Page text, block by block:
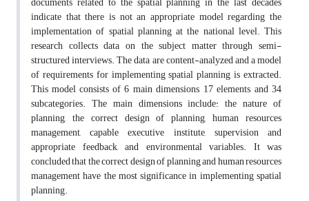
indicate that there is not an appropriate model regarding the
implementation of spatial planning at the national level. This
research collects data on the subject matter through semi-
structured interviews. The data are content-analyzed and a model
of requirements for implementing spatial planning is extracted.
This model consists of 6 main dimensions, 17 elements, and 34
subcategories. The main dimensions include: the nature of
planning, the correct design of planning, human resources
management, capable executive institute, supervision and
appropriate feedback, and environmental variables. It was
concluded that the correct design of planning and human resources
management have the most significance in implementing spatial
planning.